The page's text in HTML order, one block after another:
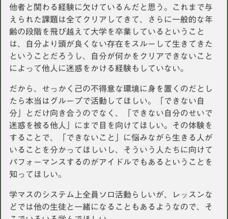
他者と関わる経験に欠けているんだと思う。これまで与
えられた課題は全てクリアしてきて、さらに一般的な年
齢の段階を飛び越えて大学を卒業しているということ
は、自分より頭が良くない存在をスルーして生きてきた
ということだろうし、自分が何かをクリアできないこと
によって他人に迷惑をかける経験もしていない。
だから、せっかく己の不得意な環境に身を置くのだとし
たら本当はグループで活動してほしい。「できない自
分」とだけ向き合うのでなく、「できない自分のせいで
迷惑を被る他人」にまで目を向けてほしい。その体験を
することで、「できないこと」に悩みながら生きる人が
いることを分かってほしいし、そういう人たちに向けて
パフォーマンスするのがアイドルでもあるということを
知ってほしい。
学マスのシステム上全員ソロ活動らしいが、レッスンな
どでは他の生徒と一緒になることもあるようなので、そ